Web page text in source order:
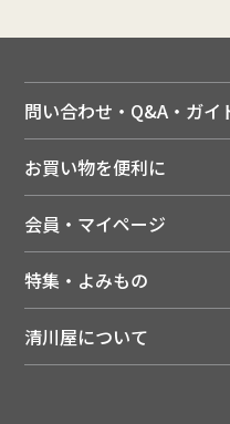
問い合わせ・Q&A・ガイ
ご利用ガイド
領収書について
送料について
配達日について
返品について
お買い物を便利に
季節のカタログを無料で
店舗・ECポイント共通ア
LINEお友だち登録
会員・マイページ
会員特典について
注文履歴
特集・よみもの
メディア掲載商品
清川屋について